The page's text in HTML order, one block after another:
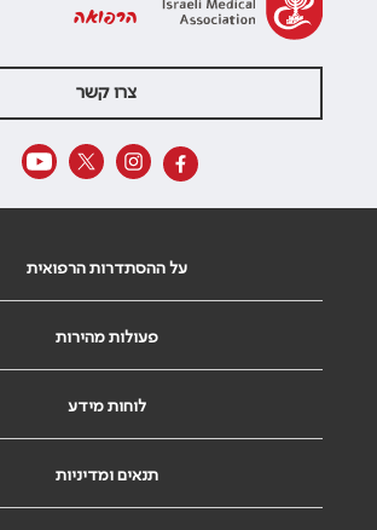
הרפואה
צרו קשר
על ההסתדרות הרפואית
פעולות מהירות
לוחות מידע
תנאים ומדיניות